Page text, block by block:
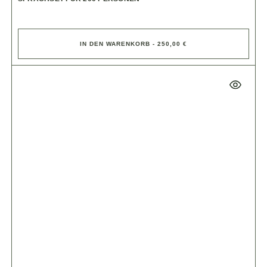
IN DEN WARENKORB - 250,00 €